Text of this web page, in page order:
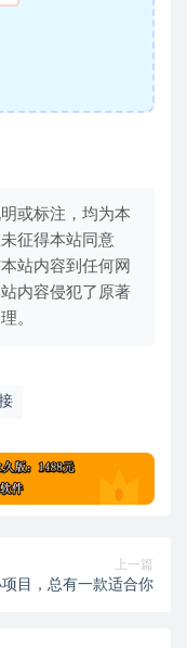
或标注，均为本
征得本站同意
站内容到任何网
内容侵犯了原著
。
上一篇
目，总有一款适合你